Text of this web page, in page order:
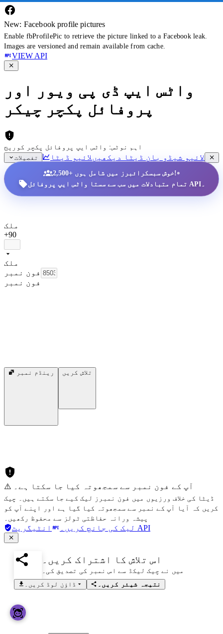
New: Facebook profile pictures
Enable fbProfilePic to retrieve the picture linked to a Facebook leak.
Images are versioned and remain available from cache.
VIEW API
واٹس ایپ ڈی پی ویور اور
پروفائل پکچر چیکر
اہم نوٹس: واٹس ایپ پروفائل پکچر کوریج
تفصیلات
لائیو شیڈو بان ڈیٹا دیکھیں لائیو ڈیٹا
2,500+ خوش سبسکرائبرز میں شامل ہوں!•
تمام متبادلات میں سب سے سستا واٹس ایپ پروفائل API۔
ملک
+90
ملک
فون نمبر
فون نمبر
رینڈم نمبر تلاش کریں
⚠️ آپ کے فون نمبر سے سمجھوتہ کیا جا سکتا ہے۔
ڈیٹا کی خلاف ورزیوں میں فون نمبرز لیک کیے جا سکتے ہیں۔ چیک
کریں کہ آیا آپ کے نمبر سے سمجھوتہ کیا گیا ہے اور اپنے آپ کو
پیشہ ورانہ حفاظتی ٹولز سے محفوظ رکھیں۔
لیک کی جانچ کریں۔ انٹیگریٹ API
اس تلاش کا اشتراک کریں۔
میں نے چیک لیکڈ سے اس نمبر کی تصدیق کی۔
ڈاؤن لوڈ کریں۔
نتیجہ شیئر کریں۔